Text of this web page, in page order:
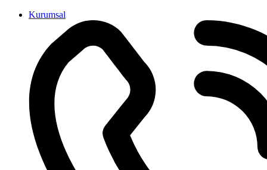
İçeriğeKurumsal